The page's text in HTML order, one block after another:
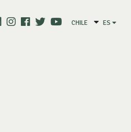
CHILE ES